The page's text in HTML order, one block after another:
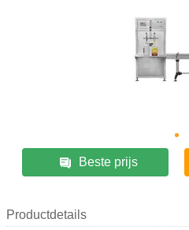
Beste prijs
Productdetails